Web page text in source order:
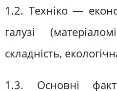
1.2. Техніко —
галузі
складність,
1.3. Основні